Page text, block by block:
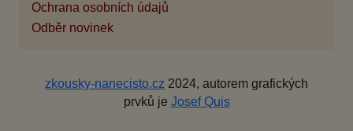
Ochrana osobních údajů
Odběr novinek
zkousky-nanecisto.cz 2024, autorem grafických
prvků je Josef Quis